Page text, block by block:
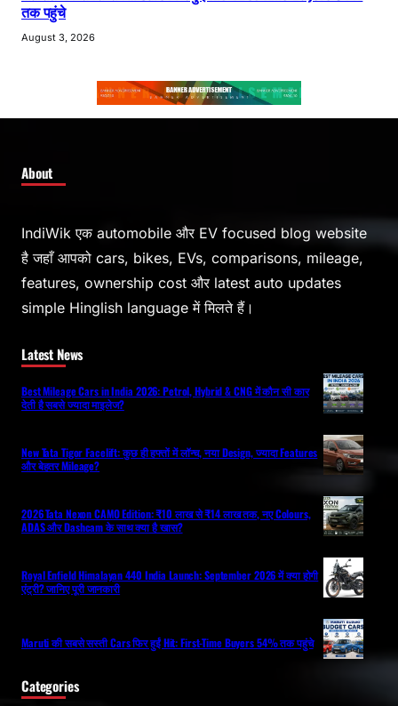
तक पहुंचे
August 3, 2026
About
IndiWik एक automobile और EV focused blog website
है जहाँ आपको cars, bikes, EVs, comparisons, mileage,
features, ownership cost और latest auto updates
simple Hinglish language में मिलते हैं।
Latest News
Best Mileage Cars in India 2026: Petrol, Hybrid & CNG में कौन सी कार
देती है सबसे ज्यादा माइलेज?
New Tata Tigor Facelift: कुछ ही हफ्तों में लॉन्च, नया Design, ज्यादा Features
और बेहतर Mileage?
2026 Tata Nexon CAMO Edition: ₹10 लाख से ₹14 लाख तक, नए Colours,
ADAS और Dashcam के साथ क्या है खास?
Royal Enfield Himalayan 440 India Launch: September 2026 में क्या होगी
एंट्री? जानिए पूरी जानकारी
Maruti की सबसे सस्ती Cars फिर हुईं Hit: First-Time Buyers 54% तक पहुंचे
Categories